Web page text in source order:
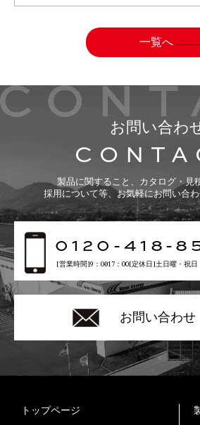
一覧へ
お問い合わ
製品に関すること、カタログ・見
採用について等、お気軽にお問い合
0120-418-
[営業時間]9：00〜17：00[定休日]土日曜・祝日
お問い合わせ
トップページ